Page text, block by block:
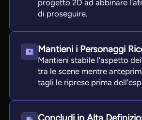
progetto 2D ad abbinare
di proseguire.
Mantieni i Personaggi
Mantieni stabile l'aspetto
tra le scene mentre
tagli le riprese prima
Concludi in Alta